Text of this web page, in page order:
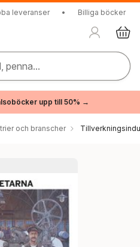
leveranser • Billiga böcker
penna...
upp till 50% →
och branscher